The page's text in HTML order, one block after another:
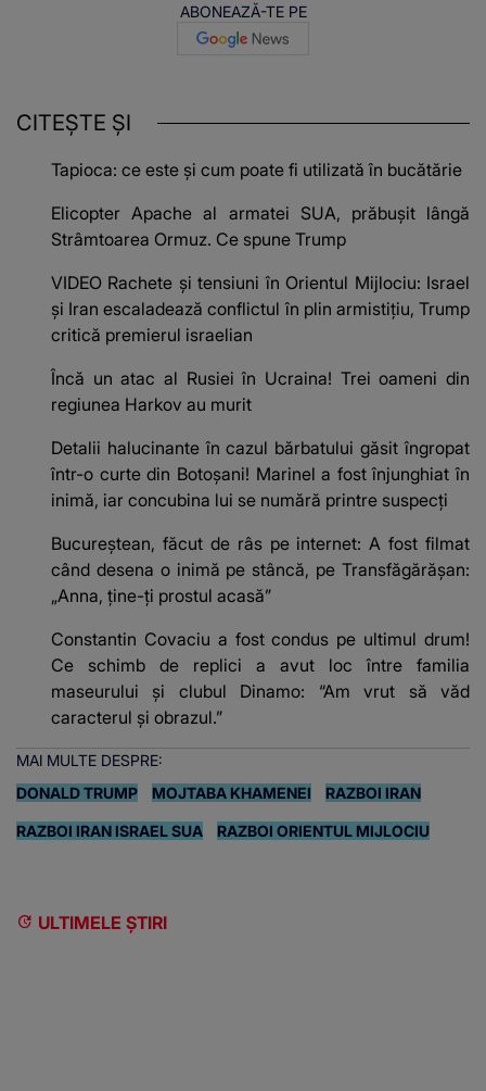
ABONEAZĂ-TE PE
CITEȘTE ȘI
Tapioca: ce este și cum poate fi utilizată în bucătărie
Elicopter Apache al armatei SUA, prăbușit lângă
Strâmtoarea Ormuz. Ce spune Trump
VIDEO Rachete și tensiuni în Orientul Mijlociu: Israel
și Iran escaladează conflictul în plin armistițiu, Trump
critică premierul israelian
Încă un atac al Rusiei în Ucraina! Trei oameni din
regiunea Harkov au murit
Detalii halucinante în cazul bărbatului găsit îngropat
într-o curte din Botoșani! Marinel a fost înjunghiat în
inimă, iar concubina lui se numără printre suspecți
Bucureștean, făcut de râs pe internet: A fost filmat
când desena o inimă pe stâncă, pe Transfăgărășan:
„Anna, ține-ți prostul acasă”
Constantin Covaciu a fost condus pe ultimul drum!
Ce schimb de replici a avut loc între familia
maseurului și clubul Dinamo: “Am vrut să văd
caracterul și obrazul.”
MAI MULTE DESPRE:
DONALD TRUMP
MOJTABA KHAMENEI RAZBOI IRAN
RAZBOI IRAN ISRAEL SUA RAZBOI ORIENTUL MIJLOCIU
ULTIMELE ȘTIRI